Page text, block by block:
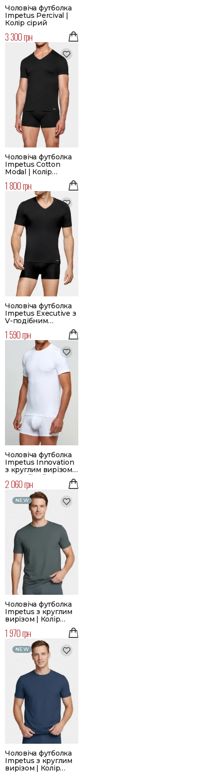
Чоловіча футболка
Impetus Percival |
Колір сірий
3 300 грн
Чоловіча футболка
Impetus Cotton
Modal | Колір
1 800 грн
Чоловіча футболка
Impetus Executive з
V-подібним
чорний
1 590 грн
Чоловіча футболка
Impetus Innovation
з круглим вирізом |
Колір білий
2 060 грн
NEW
Чоловіча футболка
Impetus з круглим
вирізом | Колір
1 970 грн
NEW
Чоловіча футболка
Impetus з круглим
вирізом | Колір